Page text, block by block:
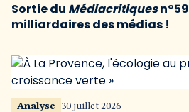
Sortie du Médiacritiques
milliardaires des médias !
Analyse 30 juillet 2026